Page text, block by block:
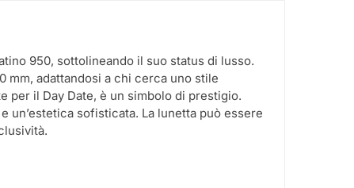
950, sottolineando il suo status di lusso.
mm, adattandosi a chi cerca uno stile
per il Day Date, è un simbolo di prestigio.
sofisticata. La lunetta può essere